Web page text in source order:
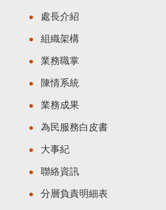
處長介紹
組織架構
業務職掌
陳情系統
業務成果
為民服務白皮書
大事紀
聯絡資訊
分層負責明細表